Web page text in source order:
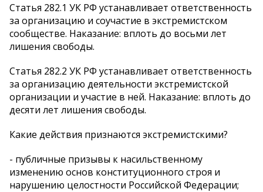
Статья 282.1 УК РФ устанавливает ответственность
за организацию и соучастие в экстремистском
сообществе. Наказание: вплоть до восьми лет
лишения свободы.
Статья 282.2 УК РФ устанавливает ответственность
за организацию деятельности экстремистской
организации и участие в ней. Наказание: вплоть до
десяти лет лишения свободы.
Какие действия признаются экстремистскими?
- публичные призывы к насильственному
изменению основ конституционного строя и
нарушению целостности Российской Федерации;